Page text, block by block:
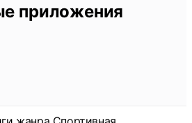
приложения